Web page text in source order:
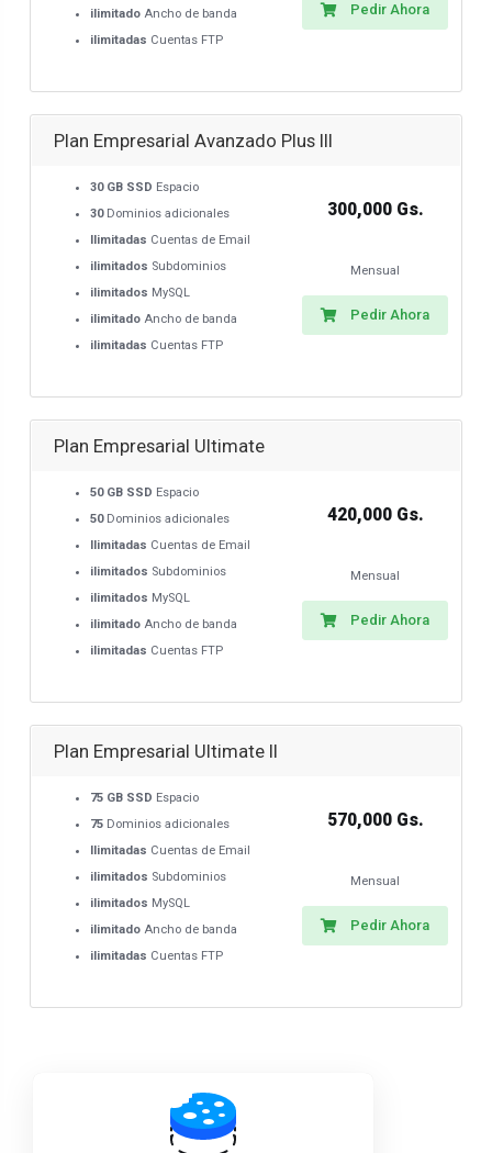
ilimitado Ancho de banda
ilimitadas Cuentas FTP
Pedir Ahora
Plan Empresarial Avanzado Plus III
30 GB SSD Espacio
30Dominios adicionales
Ilimitadas Cuentas de Email
ilimitados Subdominios
ilimitados MySQL
ilimitado Ancho de banda
ilimitadas Cuentas FTP
300,000 Gs.
Mensual
Pedir Ahora
Plan Empresarial Ultimate
50 GB SSD Espacio
50Dominios adicionales
Ilimitadas Cuentas de Email
ilimitados Subdominios
ilimitados MySQL
ilimitado Ancho de banda
ilimitadas Cuentas FTP
420,000 Gs.
Mensual
Pedir Ahora
Plan Empresarial Ultimate II
75 GB SSD Espacio
75 Dominios adicionales
Ilimitadas Cuentas de Email
ilimitados Subdominios
ilimitados MySQL
ilimitado Ancho de banda
ilimitadas Cuentas FTP
570,000 Gs.
Mensual
Pedir Ahora
Powered byWHMCompleteSolution